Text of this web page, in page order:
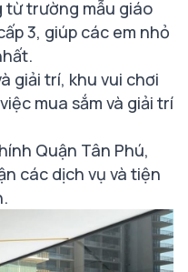
từ trường mẫu giáo
3, giúp các em nhỏ
giải trí, khu vui chơi
mua sắm và giải trí
Quận Tân Phú,
các dịch vụ và tiện